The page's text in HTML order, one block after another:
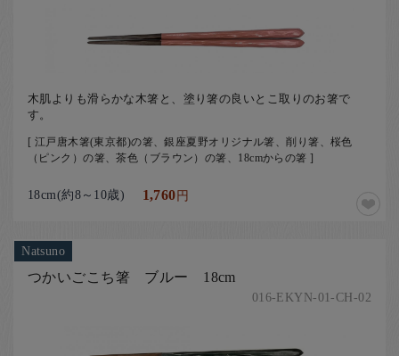
お知らせ
English
木肌よりも滑らかな木箸と、塗り箸の良いとこ取りのお箸で
す。
[ 江戸唐木箸(東京都)の箸、銀座夏野オリジナル箸、削り箸、桜色
（ピンク）の箸、茶色（ブラウン）の箸、18cmからの箸 ]
18cm(約8～10歳) 1,760円
Natsuno
つかいごこち箸 ブルー 18cm
016-EKYN-01-CH-02